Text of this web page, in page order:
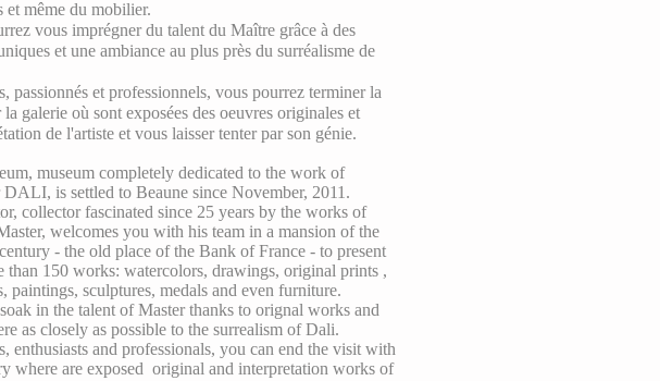
et même du mobilier.
vous imprégner du talent du Maître grâce à des
et une ambiance au plus près du surréalisme de
passionnés et professionnels, vous pourrez terminer la
galerie où sont exposées des oeuvres originales et
de l'artiste et vous laisser tenter par son génie.
museum completely dedicated to the work of
DALI, is settled to Beaune since November, 2011.
collector fascinated since 25 years by the works of
welcomes you with his team in a mansion of the
- the old place of the Bank of France - to present
than 150 works: watercolors, drawings, original prints ,
paintings, sculptures, medals and even furniture.
in the talent of Master thanks to orignal works and
as closely as possible to the surrealism of Dali.
enthusiasts and professionals, you can end the visit with
where are exposed original and interpretation works of